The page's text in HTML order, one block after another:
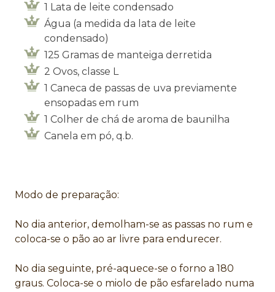
1 Lata de leite condensado
Água (a medida da lata de leite
condensado)
125 Gramas de manteiga derretida
2 Ovos, classe L
1 Caneca de passas de uva previamente
ensopadas em rum
1 Colher de chá de aroma de baunilha
Canela em pó, q.b.
Modo de preparação:
No dia anterior, demolham-se as passas no rum e
coloca-se o pão ao ar livre para endurecer.
No dia seguinte, pré-aquece-se o forno a 180
graus. Coloca-se o miolo de pão esfarelado numa